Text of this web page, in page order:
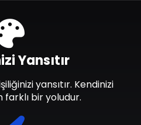
Yansıtır
yansıtır. Kendinizi
bir yoludur.